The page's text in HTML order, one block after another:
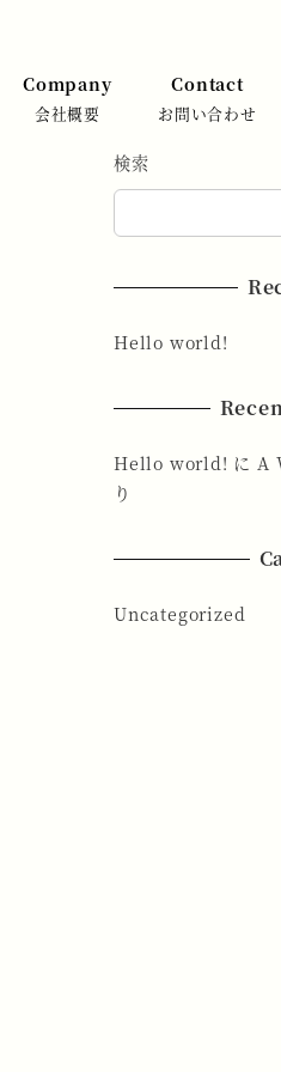
Company
会社概要
Contact
お問い合わせ
検索
Hello world!
Hello world! に A
り
Uncategorized